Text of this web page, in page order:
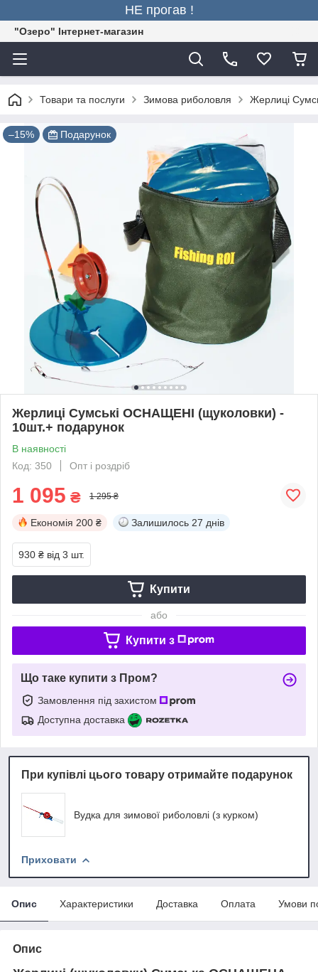
НЕ прогав !
"Озеро" Інтернет-магазин
Товари та послуги Зимова риболовля Жерлиці
–15% Подарунок
Жерлиці Сумські ОСНАЩЕНІ (щуколовки) -
10шт.+ подарунок
В наявності
Код: 350
Опт і роздріб
1 095 ₴ 1 295 ₴
Економія 200 ₴ Залишилось 27 днів
930 ₴ від 3 шт.
Купити
або
Купити з
Що таке купити з Пром?
Замовлення під захистом
Доступна доставка
При купівлі цього товару отримайте подарунок
Вудка для зимової риболовлі (з курком)
Приховати
Опис Характеристики Доставка Оплата Умови
Опис